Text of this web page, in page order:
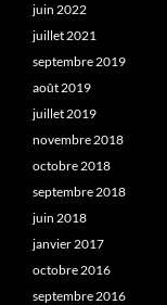
juin 2022
juillet 2021
septembre 2019
août 2019
juillet 2019
novembre 2018
octobre 2018
septembre 2018
juin 2018
janvier 2017
octobre 2016
septembre 2016